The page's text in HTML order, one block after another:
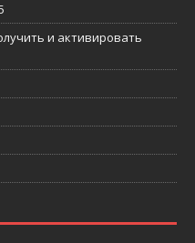
и активировать